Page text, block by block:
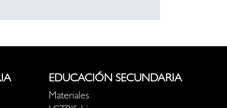
EDUCACIÓN SECUNDARIA
Materiales